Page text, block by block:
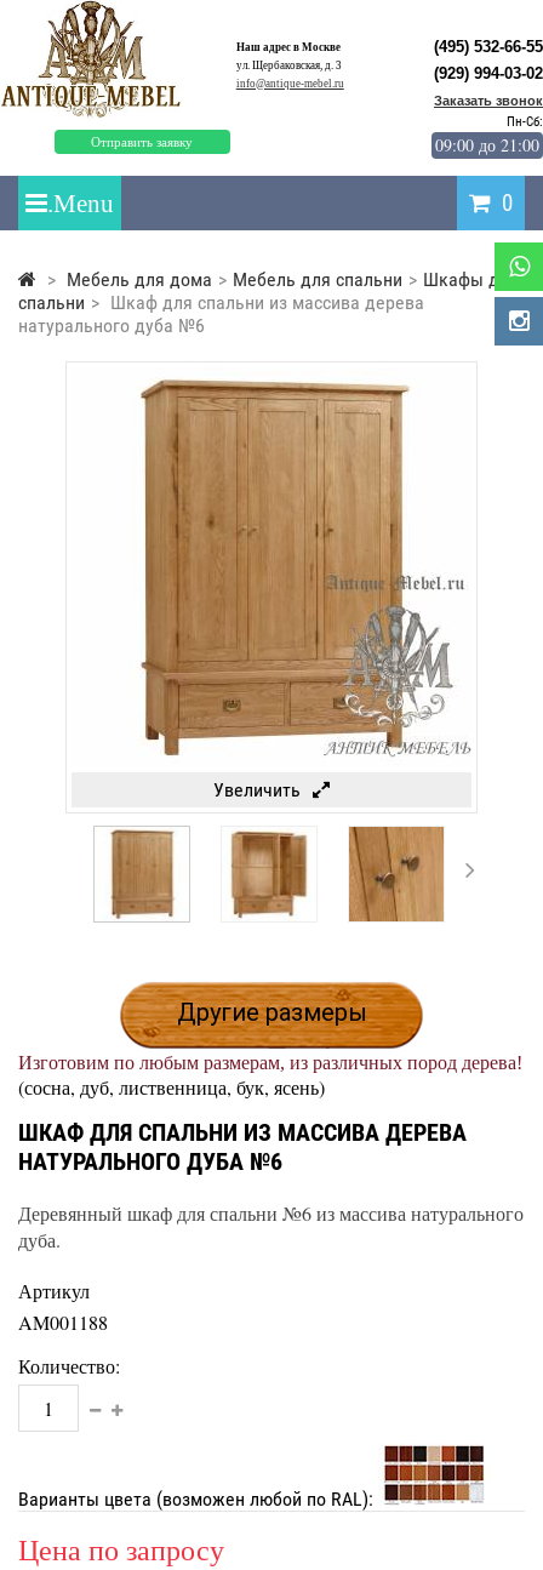
Наш адрес в Москве
ул. Щербаковская, д. 3
info@antique-mebel.ru
Отправить заявку
(495) 532-66-55
(929) 994-03-02
Заказать звонок
Пн-Сб:
09:00 до 21:00
0
> Мебель для дома > Мебель для спальни > Шкафы для
спальни > Шкаф для спальни из массива дерева
натурального дуба №6
Увеличить
Другие размеры
Изготовим по любым размерам, из различных пород дерева!
(сосна, дуб, лиственница, бук, ясень)
ШКАФ ДЛЯ СПАЛЬНИ ИЗ МАССИВА ДЕРЕВА
НАТУРАЛЬНОГО ДУБА №6
Деревянный шкаф для спальни №6 из массива натурального
дуба.
Артикул
AM001188
Количество:
Варианты цвета (возможен любой по RAL):
Цена по запросу